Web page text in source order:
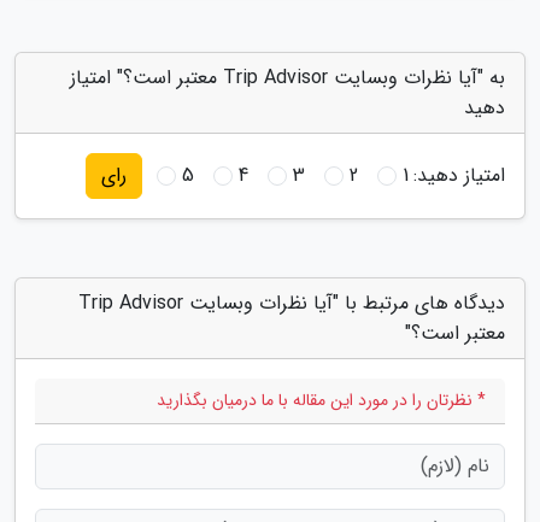
به "آیا نظرات وبسایت Trip Advisor معتبر است؟" امتیاز
دهید
امتیاز دهید:1
2
3
4
5 رای
دیدگاه های مرتبط با "آیا نظرات وبسایت Trip Advisor
معتبر است؟"
* نظرتان را در مورد این مقاله با ما درمیان بگذارید